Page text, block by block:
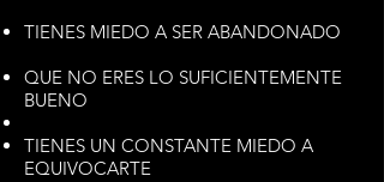
TIENES MIEDO A SER ABANDONADO
QUE NO ERES LO SUFICIENTEMENTE
BUENO
TIENES UN CONSTANTE MIEDO A
EQUIVOCARTE